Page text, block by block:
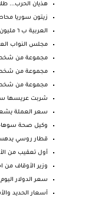
هذيان الحرب...
زيتون سوريا
العربية ب ٦ مليون واللوحة لوحدها بمليون علشان بحرو...
مجلس النواب
مجموعة من
مجموعة من
مجموعة من
شربت عريسها سم
سعر العملة
وكيل صحة
قطار روسي
أول تعقيب من
وزير الأوقاف من
سعر الدولار
أسعار الحديد والأسمنت